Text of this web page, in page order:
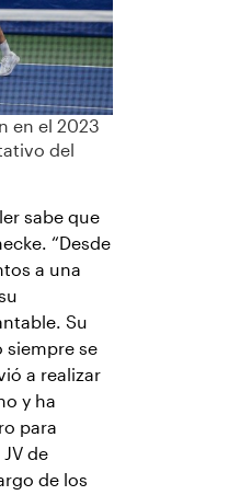
en el 2023
del
sabe que
“Desde
a una
Su
siempre se
a realizar
y ha
para
de
de los